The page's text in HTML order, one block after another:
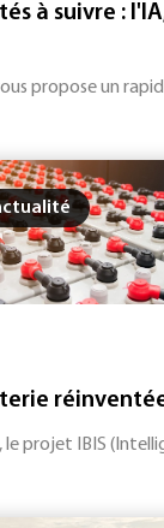
à suivre :
propose un
le projet IBIS